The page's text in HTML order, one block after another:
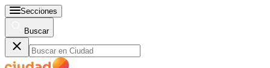
Secciones
Buscar